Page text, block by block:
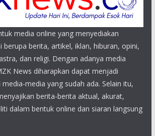
media online yang menyediakan
berupa berita, artikel, iklan, hiburan, opini,
dan religi. Dengan adanya media
News diharapkan dapat menjadi
media yang sudah ada. Selain itu,
berita-berita aktual, akurat,
dalam bentuk online dan siaran langsung